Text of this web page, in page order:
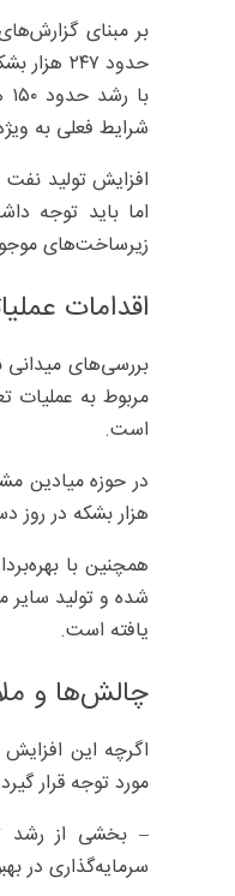
شرایط فعلی به
افزایش تولید نفت
اما باید توجه
زیرساخت‌های
اقدامات
بررسی‌های
مربوط به عملیات
است.
هزار بشکه در روز دست پیدا
یافته است.
چالش‌ها و
اگرچه این
مورد توجه قرار
– بخشی از رشد
سرمایه‌گذاری در